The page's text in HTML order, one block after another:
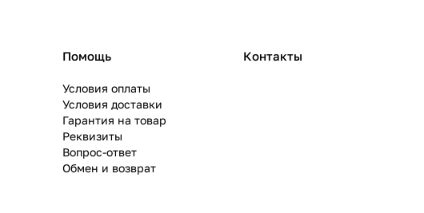
Помощь
Условия оплаты
Условия доставки
Гарантия на товар
Реквизиты
Вопрос-ответ
Обмен и возврат
Контакты